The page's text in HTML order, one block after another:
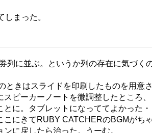
まった。
列に並ぶ。というか列の存在に気づく
ときはスライドを印刷したものを用意
ピーカーノートを微調整したところ
に。タブレットになっててよかった・
にきてRUBY CATCHERのBGMがち
に戻したら治った。うーむ。